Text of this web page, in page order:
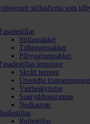
Fasadestillas
Stillaspakker
Tilhengerpakker
Påbyggingspakker
Fasadestillas løsninger
Skrått terreng
Utvendig trappeoppgang
Værbeskyttelse
Snøryddingsrampe
Nedkastrør
Rullestillas
Rullestillas